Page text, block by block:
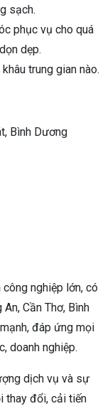
sạch.
phục vụ cho quá
dẹp.
trung gian nào.
Bình Dương
nghiệp lớn, có
Cần Thơ, Bình
đáp ứng mọi
doanh nghiệp.
dịch vụ và sự
thay đổi, cải tiến